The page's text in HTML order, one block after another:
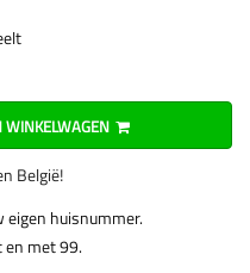
WINKELWAGEN
België!
eigen huisnummer.
en met 99.